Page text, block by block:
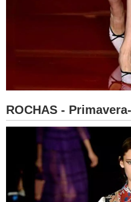
ROCHAS -